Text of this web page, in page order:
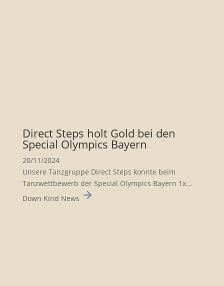
Direct Steps holt Gold bei den
Special Olympics Bayern
20/11/2024
Unsere Tanzgruppe Direct Steps konnte beim
Tanzwett­be­werb der Special Olympics Bayern 1x...
Down Kind News